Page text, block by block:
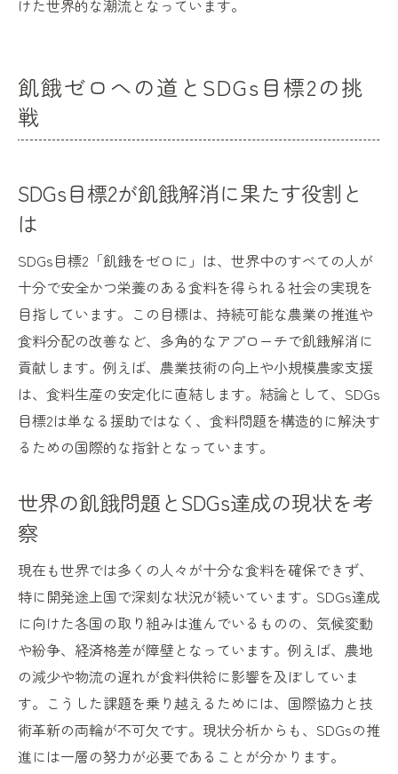
けた世界的な潮流となっています。
飢餓ゼロへの道とSDGs目標2の挑
戦
SDGs目標2が飢餓解消に果たす役割と
は
SDGs目標2「飢餓をゼロに」は、世界中のすべての人が
十分で安全かつ栄養のある食料を得られる社会の実現を
目指しています。この目標は、持続可能な農業の推進や
食料分配の改善など、多角的なアプローチで飢餓解消に
貢献します。例えば、農業技術の向上や小規模農家支援
は、食料生産の安定化に直結します。結論として、SDGs
目標2は単なる援助ではなく、食料問題を構造的に解決す
るための国際的な指針となっています。
世界の飢餓問題とSDGs達成の現状を考
察
現在も世界では多くの人々が十分な食料を確保できず、
特に開発途上国で深刻な状況が続いています。SDGs達成
に向けた各国の取り組みは進んでいるものの、気候変動
や紛争、経済格差が障壁となっています。例えば、農地
の減少や物流の遅れが食料供給に影響を及ぼしていま
す。こうした課題を乗り越えるためには、国際協力と技
術革新の両輪が不可欠です。現状分析からも、SDGsの推
進には一層の努力が必要であることが分かります。